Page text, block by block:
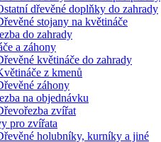
dřevěné doplňky do zahrady
stojany na květináče
do zahrady
a záhony
květináče do zahrady
z kmenů
záhony
na objednávku
zvířat
pro zvířata
holubníky, kurníky a jiné